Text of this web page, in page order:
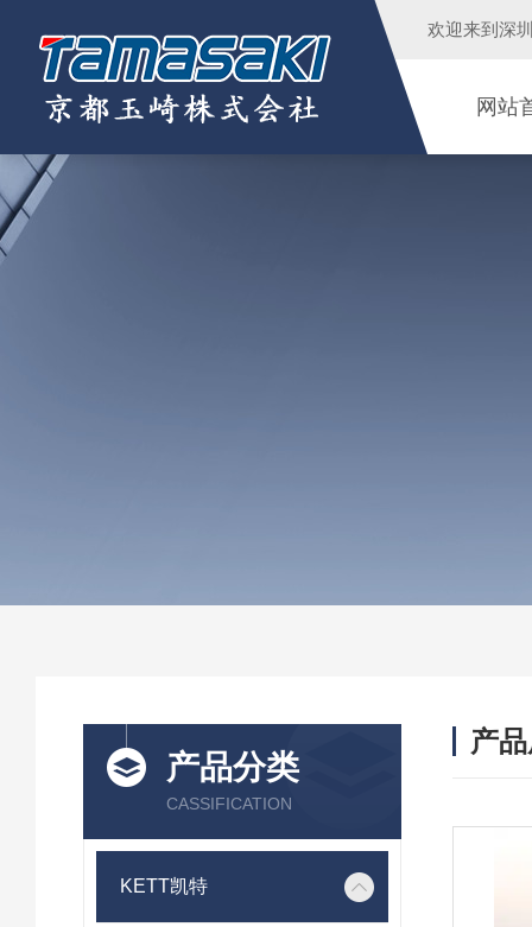
欢迎来到 深
网站
产品分类
CASSIFICATION
KETT凯特
产